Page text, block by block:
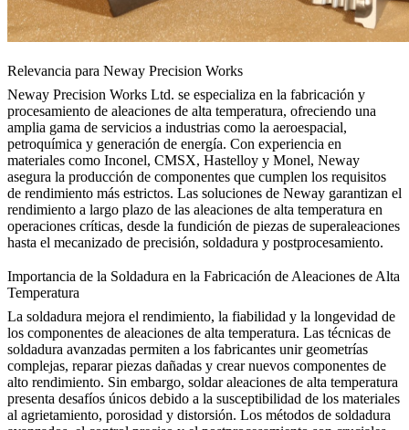
Relevancia para Neway Precision Works
Neway Precision Works Ltd. se especializa en la fabricación y
procesamiento de aleaciones de alta temperatura, ofreciendo una
amplia gama de servicios a industrias como la aeroespacial,
petroquímica y generación de energía. Con experiencia en
materiales como Inconel, CMSX, Hastelloy y Monel, Neway
asegura la producción de componentes que cumplen los requisitos
de rendimiento más estrictos. Las soluciones de Neway garantizan el
rendimiento a largo plazo de las aleaciones de alta temperatura en
operaciones críticas, desde la fundición de piezas de superaleaciones
hasta el mecanizado de precisión, soldadura y postprocesamiento.
Importancia de la Soldadura en la Fabricación de Aleaciones de Alta
Temperatura
La soldadura mejora el rendimiento, la fiabilidad y la longevidad de
los componentes de aleaciones de alta temperatura. Las técnicas de
soldadura avanzadas permiten a los fabricantes unir geometrías
complejas, reparar piezas dañadas y crear nuevos componentes de
alto rendimiento. Sin embargo, soldar aleaciones de alta temperatura
presenta desafíos únicos debido a la susceptibilidad de los materiales
al agrietamiento, porosidad y distorsión. Los métodos de soldadura